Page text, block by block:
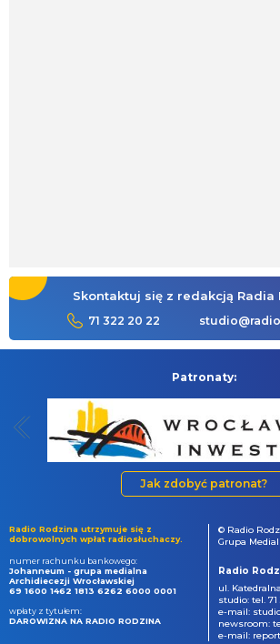
Skontaktuj się z redakcją Radia
71 322 20 22
Patronaty:
Jak zdobyć patronat?
Radio Rodzina utrzymuje się z
dobrowolnych wpłat radiosłuchaczy.
numer rachunku bankowego:
Johanneum - grupa medialna
Archidiecezji Wrocławskiej
69 1600 1462 1813 6262 6000 0001
wpłaty z tytułem:
DAROWIZNA NA RADIO RODZINA
© Radio
Grupa
Radio
ul.
studio: tel. 71
e-mail:
newsroom:
e-mail: